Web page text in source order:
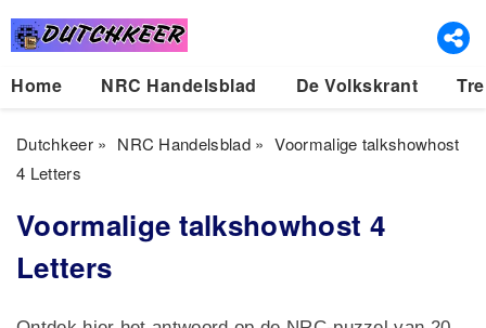
Home NRC Handelsblad De Volkskrant
Dutchkeer» NRC Handelsblad » Voormalige talkshowhost
4 Letters
Voormalige talkshowhost 4
Letters